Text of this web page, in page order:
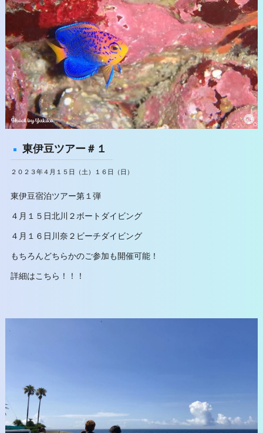
東伊豆ツアー＃１
２０２３年４月１５日（土）１６日（日）
東伊豆宿泊ツアー第１弾
４月１５日北川２ボートダイビング
４月１６日川奈２ビーチダイビング
もちろんどちらかのご参加も開催可能！
詳細はこちら！！！